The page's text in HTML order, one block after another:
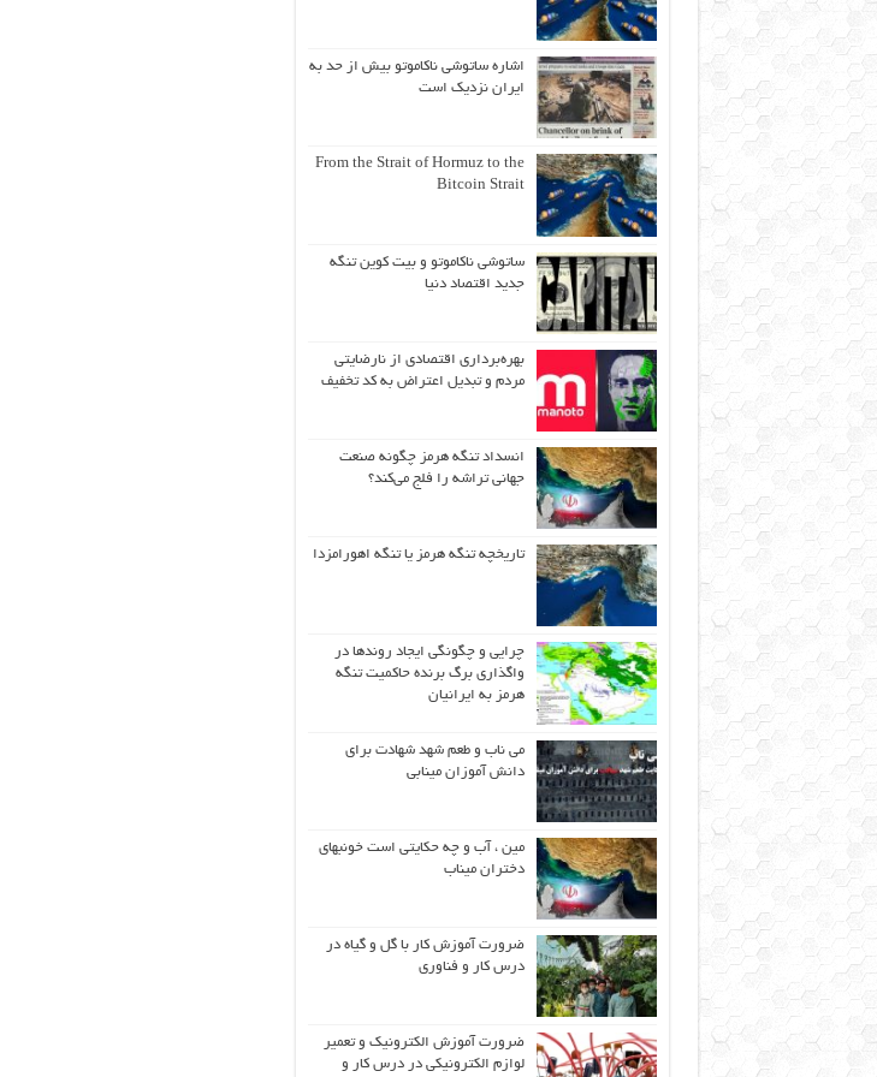
اشاره ساتوشی ناکاموتو بیش از حد به
ایران نزدیک است
From the Strait of Hormuz to the
Bitcoin Strait
ساتوشی ناکاموتو و بیت کوین تنگه
جدید اقتصاد دنیا
بهره‌برداری اقتصادی از نارضایتی
مردم و تبدیل اعتراض به کد تخفیف
انسداد تنگه هرمز چگونه صنعت
جهانی تراشه را فلج می‌کند؟
تاریخچه تنگه هرمز یا تنگه اهورامزدا
چرایی و چگونگی ایجاد روندها در
واگذاری برگ برنده حاکمیت تنگه
هرمز به ایرانیان
می ناب و طعم شهد شهادت برای
دانش آموزان مینابی
مین ، آب و چه حکایتی است خونبهای
دختران میناب
ضرورت آموزش کار با گل و گیاه در
درس کار و فناوری
ضرورت آموزش الکترونیک و تعمیر
لوازم الکترونیکی در درس کار و